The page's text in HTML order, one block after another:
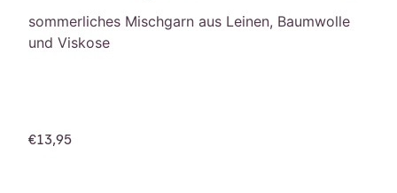
sommerliches Mischgarn aus Leinen, Baumwolle
und Viskose
€13,95